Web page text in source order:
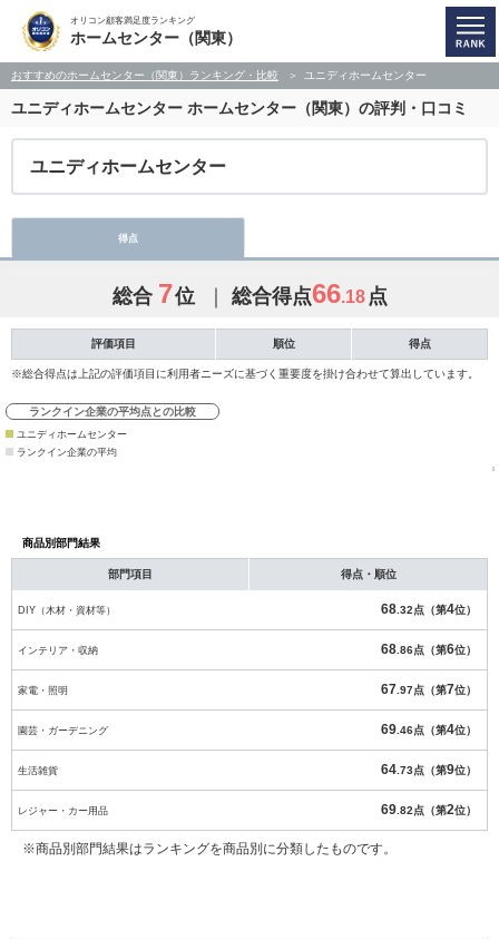
オリコン顧客満足度ランキング
ホームセンター（関東）
おすすめのホームセンター（関東）ランキング・比較 ユニディホームセンター
ユニディホームセンター ホームセンター（関東）の評判・口コミ
ユニディホームセンター
得点
総合 7位 総合得点66.18 点
評価項目 順位 得点
※総合得点は上記の評価項目に利用者ニーズに基づく重要度を掛け合わせて算出しています。
ランクイン企業の平均点との比較
ユニディホームセンター
ランクイン企業の平均
商品別部門結果
部門項目 得点・順位
DIY（木材・資材等） 68 .32点（第4位）
インテリア・収納 68 .86点（第6位）
家電・照明 67 .97点（第7位）
園芸・ガーデニング 69 .46点（第4位）
生活雑貨 64 .73点（第9位）
レジャー・カー用品 69 .82点（第2位）
※商品別部門結果はランキングを商品別に分類したものです。